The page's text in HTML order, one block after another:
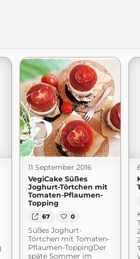
11 September 2016
VegiCake Süßes
Joghurt-Törtchen mit
Tomaten-Pflaumen-
Topping
67 0
Süßes Joghurt-
Törtchen mit Tomaten-
Pflaumen-ToppingDer
späte Sommer im